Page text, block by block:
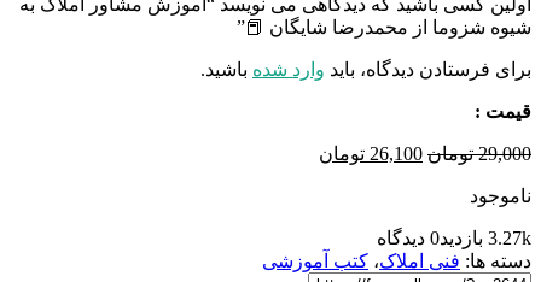
اولین کسی باشید که دیدگاهی می نویسد “آموزش مشاور املاک به
شیوه شزوما از محمدرضا شایگان 📕”
برای فرستادن دیدگاه، باید وارد شده باشید.
قیمت :
29,000 تومان قیمت
بود.
26,100 تومان
ناموجود
3.27k بازدید
0 دیدگاه
دسته ها: فنی املاک، کتب آموزشی